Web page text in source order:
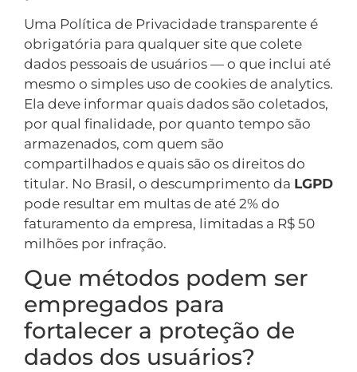
Uma Política de Privacidade transparente é
obrigatória para qualquer site que colete
dados pessoais de usuários — o que inclui até
mesmo o simples uso de cookies de analytics.
Ela deve informar quais dados são coletados,
por qual finalidade, por quanto tempo são
armazenados, com quem são
compartilhados e quais são os direitos do
titular. No Brasil, o descumprimento da LGPD
pode resultar em multas de até 2% do
faturamento da empresa, limitadas a R$ 50
milhões por infração.
Que métodos podem ser
empregados para
fortalecer a proteção de
dados dos usuários?